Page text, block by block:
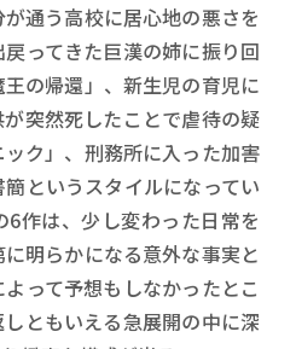
が通う高校に居心地の悪さを
ってきた巨漢の姉に振り回
の帰還」、新生児の育児に
突然死したことで虐待の疑
ク」、刑務所に入った加害
というスタイルになってい
6作は、少し変わった日常を
明らかになる意外な事実と
って予想もしなかったとこ
ともいえる急展開の中に深